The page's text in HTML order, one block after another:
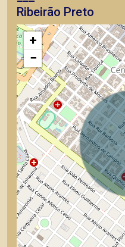
Ribeirão Preto
+
−